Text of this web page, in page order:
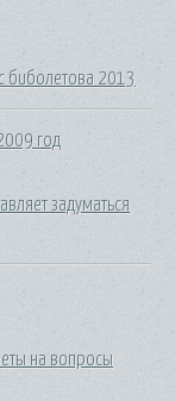
биболетова 2013
год
задуматься
на вопросы